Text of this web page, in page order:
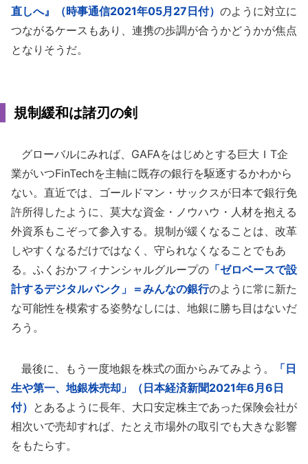
直しへ』（時事通信2021年05月27日付） のように対立に
つながるケースもあり、連携の歩調が合うかどうかが焦点
となりそうだ。
規制緩和は諸刃の剣
グローバルにみれば、GAFAをはじめとする巨大ＩT企
業がいつFinTechを主軸に既存の銀行を駆逐するかわから
ない。直近では、ゴールドマン・サックスが日本で銀行免
許所得したように、莫大な資金・ノウハウ・人材を抱える
外資系もこぞって参入する。規制が緩くなることは、改革
しやすくなるだけではなく、守られなくなることでもあ
る。ふくおかフィナンシャルグループの 「ゼロベースで設
計するデジタルバンク」＝みんなの銀行のように常に新た
な可能性を模索する姿勢なしには、地銀に勝ち目はないだ
ろう。
最後に、もう一度地銀を株式の面からみてみよう。
「日
生や第一、地銀株売却」（日本経済新聞2021年6月6日
付） とあるように長年、大口安定株主であった保険会社が
相次いで売却すれば、たとえ市場外の取引でも大きな影響
をもたらす。